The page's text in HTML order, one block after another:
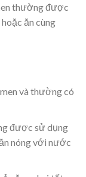
thường được
ăn cùng
và thường có
được sử dụng
nóng với nước